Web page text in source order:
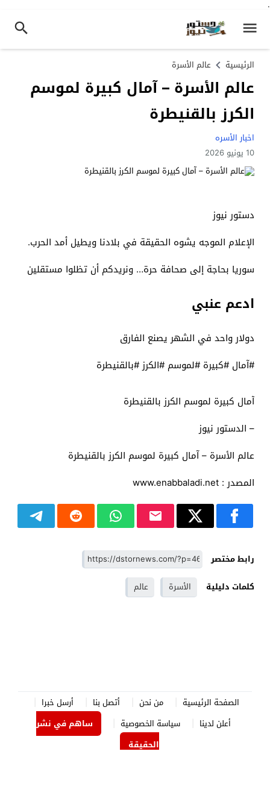
.
الرئيسية عالم الأسرة
عالم الأسرة – آمال كبيرة لموسم
الكرز بالقنيطرة
اخبار الأسره
10 يونيو 2026
دستور نيوز
الإعلام الموجه يشوه الحقيقة في بلادنا ويطيل أمد الحرب.
سوريا بحاجة إلى صحافة حرة… ونريدكم أن تظلوا مستقلين
ادعم عنبي
دولار واحد في الشهر يصنع الفارق
#آمال #كبيرة #لموسم #الكرز #بالقنيطرة
آمال كبيرة لموسم الكرز بالقنيطرة
– الدستور نيوز
عالم الأسرة – آمال كبيرة لموسم الكرز بالقنيطرة
المصدر : www.enabbaladi.net
رابط مختصر
كلمات دليلية
الأسرة عالم
الصفحة الرئيسية من نحن أتصل بنا
أرسل خبرا
أعلن لدينا
سياسة الخصوصية
ساهم في نشر
الحقيقة